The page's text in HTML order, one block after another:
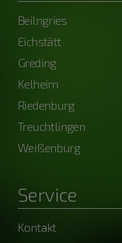
Beilngries
Eichstätt
Greding
Kelheim
Riedenburg
Treuchtlingen
Weißenburg
Service
Kontakt